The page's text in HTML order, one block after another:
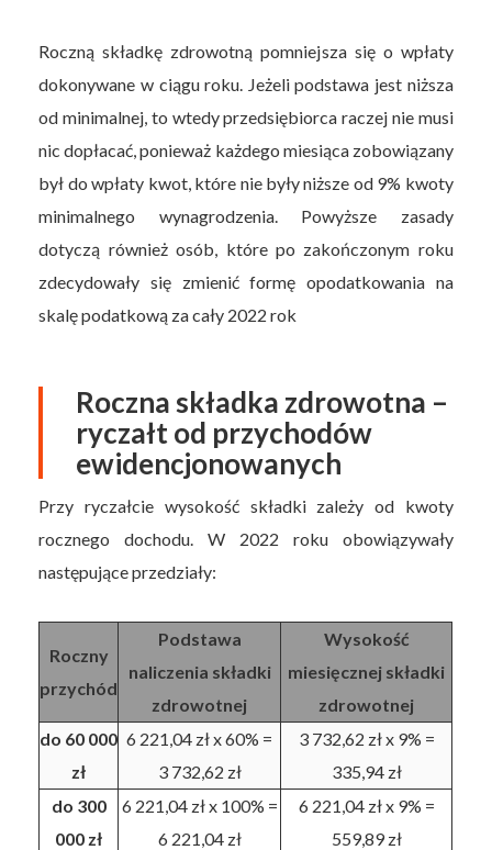
Roczną składkę zdrowotną pomniejsza się o wpłaty
dokonywane w ciągu roku. Jeżeli podstawa jest niższa
od minimalnej, to wtedy przedsiębiorca raczej nie musi
nic dopłacać, ponieważ każdego miesiąca zobowiązany
był do wpłaty kwot, które nie były niższe od 9% kwoty
minimalnego wynagrodzenia. Powyższe zasady
dotyczą również osób, które po zakończonym roku
zdecydowały się zmienić formę opodatkowania na
skalę podatkową za cały 2022 rok
Roczna składka zdrowotna –
ryczałt od przychodów
ewidencjonowanych
Przy ryczałcie wysokość składki zależy od kwoty
rocznego dochodu. W 2022 roku obowiązywały
następujące przedziały:
Roczny
przychód
Podstawa
naliczenia składki
zdrowotnej
Wysokość
miesięcznej składki
zdrowotnej
do 60 000
zł
6 221,04 zł x 60% =
3 732,62 zł
3 732,62 zł x 9% =
335,94 zł
do 300
000 zł
6 221,04 zł x 100% =
6 221,04 zł
6 221,04 zł x 9% =
559,89 zł